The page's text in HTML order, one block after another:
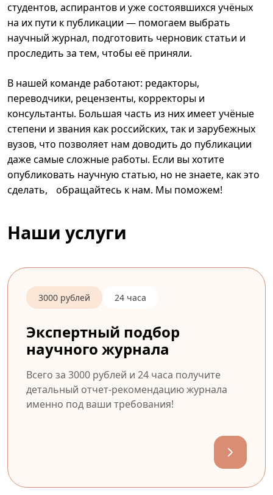
студентов, аспирантов и уже состоявшихся учёных
на их пути к публикации — помогаем выбрать
научный журнал, подготовить черновик статьи и
проследить за тем, чтобы её приняли.
В нашей команде работают: редакторы,
переводчики, рецензенты, корректоры и
консультанты. Большая часть из них имеет учёные
степени и звания как российских, так и зарубежных
вузов, что позволяет нам доводить до публикации
даже самые сложные работы. Если вы хотите
опубликовать научную статью, но не знаете, как это
сделать, обращайтесь к нам. Мы поможем!
Наши услуги
3000 рублей 24 часа
Экспертный подбор
научного журнала
Всего за 3000 рублей и 24 часа получите
детальный отчет-рекомендацию журнала
именно под ваши требования!